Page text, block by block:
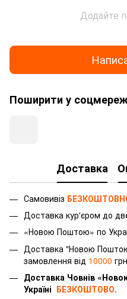
Додайте
Поширити у
Доставка
Самовивіз
Доставка кур'єром до
«Новою Поштою» по
Доставка "Новою
замовлення від 10000
Доставка Човнів
Україні БЕЗКОШТОВО.